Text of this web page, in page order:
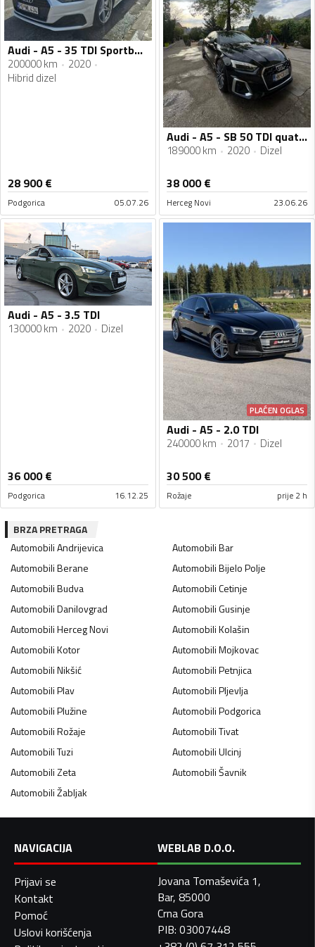
Audi - A5 - 35 TDI Sportback
200000 km
2020
Hibrid dizel
28 900€
Podgorica 05.07.26
Audi - A5 - SB 50 TDI quattro 3xS-line
189000 km 2020 Dizel
38 000€
Herceg Novi 23.06.26
Audi - A5 - 3.5 TDI
130000 km 2020 Dizel
36 000€
Podgorica 16.12.25
PLAĆEN OGLAS
Audi - A5 - 2.0 TDI
240000 km 2017 Dizel
30 500€
Rožaje prije 2 h
BRZA PRETRAGA
AutomobiliAndrijevica AutomobiliBar
AutomobiliBerane AutomobiliBijelo Polje
AutomobiliBudva AutomobiliCetinje
AutomobiliDanilovgrad AutomobiliGusinje
AutomobiliHerceg Novi AutomobiliKolašin
AutomobiliKotor AutomobiliMojkovac
AutomobiliNikšić AutomobiliPetnjica
AutomobiliPlav AutomobiliPljevlja
AutomobiliPlužine AutomobiliPodgorica
AutomobiliRožaje AutomobiliTivat
AutomobiliTuzi AutomobiliUlcinj
AutomobiliZeta AutomobiliŠavnik
AutomobiliŽabljak
NAVIGACIJA
Prijavi se
Kontakt
Pomoć
Uslovi korišćenja
WEBLAB D.O.O.
Jovana Tomaševića 1,
Bar, 85000
Crna Gora
PIB: 03007448